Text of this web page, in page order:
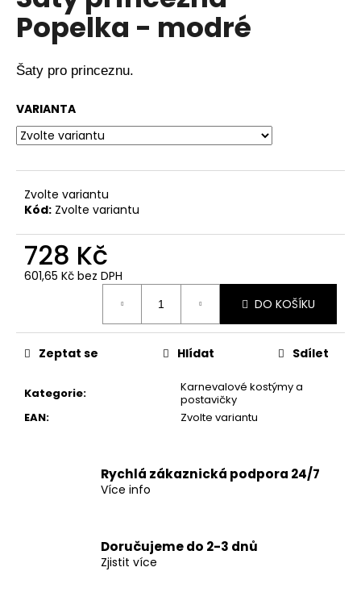
0,0
hvězdiček.
Popelka - modré
Šaty pro princeznu.
VARIANTA
Zvolte variantu
Kód: Zvolte variantu
728 Kč
601,65 Kč bez DPH
DO KOŠÍKU
Kategorie:
Karnevalové kostýmy a
postavičky
EAN: Zvolte variantu
Zeptat se Hlídat Sdílet
Rychlá zákaznická podpora 24/7
Více info
Doručujeme do 2-3 dnů
Zjistit více
a
j
í
t
?
o
r
u
č
e